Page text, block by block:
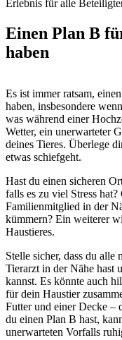
Erlebnis für alle
Einen Plan B
haben
Es ist immer ratsam,
haben, insbesondere
was während einer
Wetter, ein unerwarteter
deines Tieres. Überlege
etwas schiefgeht.
Hast du einen sicheren
falls es zu viel Stress
Familienmitglied in der
kümmern? Ein weiterer
Haustieres.
Stelle sicher, dass du
Tierarzt in der Nähe hast
kannst. Es könnte auch
für dein Haustier
Futter und einer Decke –
du einen Plan B hast,
unerwarteten Vorfalls